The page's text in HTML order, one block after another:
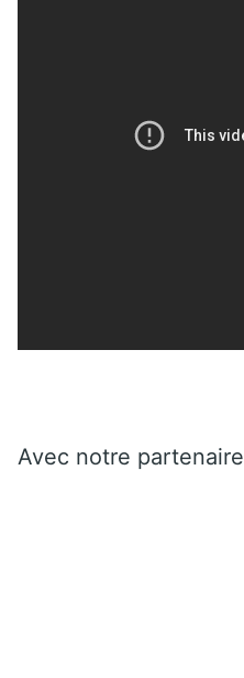
Avec notre partenaire